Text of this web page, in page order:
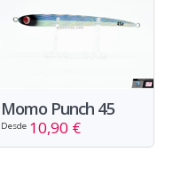
Momo Punch 45
Desde 10,90 €